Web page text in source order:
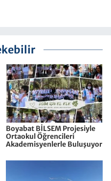
Boyabat BİLSEM Projesiyle
Ortaokul Öğrencileri
Akademisyenlerle Buluşuyor